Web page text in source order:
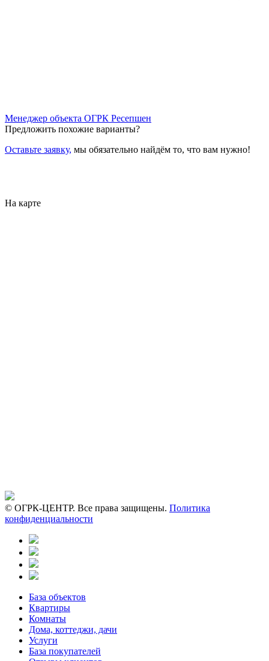
Менеджер объекта ОГРК Ресепшен
Предложить похожие варианты?
Оставьте заявку, мы обязательно найдём то, что вам нужно!
На карте
© ОГРК-ЦЕНТР. Все права защищены. Политика
конфиденциальности
База объектов
Квартиры
Комнаты
Дома, коттеджи, дачи
Услуги
База покупателей